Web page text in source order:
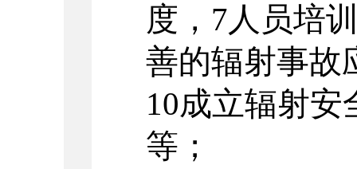
度， 7人员培
善的辐射事故
10成立辐射安
等；